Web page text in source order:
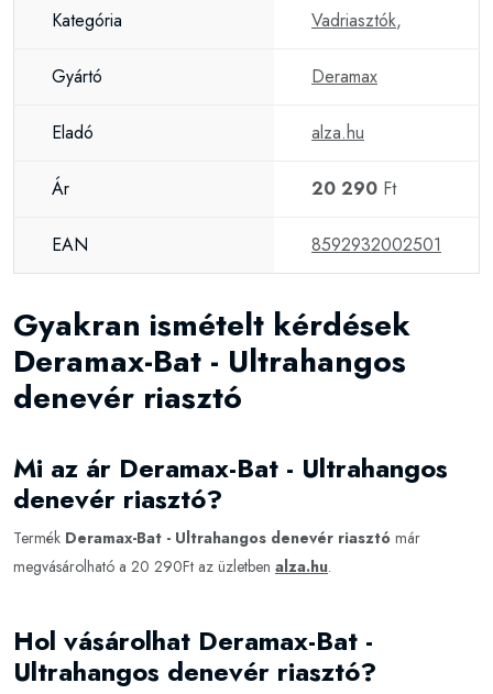
Kategória Vadriasztók,
Gyártó Deramax
Eladó alza.hu
Ár 20 290 Ft
EAN 8592932002501
Gyakran ismételt kérdések
Deramax-Bat - Ultrahangos
denevér riasztó
Mi az ár Deramax-Bat - Ultrahangos
denevér riasztó?
Termék Deramax-Bat - Ultrahangos denevér riasztó már
megvásárolható a 20 290Ft az üzletben alza.hu.
Hol vásárolhat Deramax-Bat -
Ultrahangos denevér riasztó?